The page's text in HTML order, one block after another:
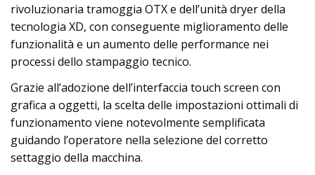
rivoluzionaria tramoggia OTX e dell’unità dryer della
tecnologia XD, con conseguente miglioramento delle
funzionalità e un aumento delle performance nei
processi dello stampaggio tecnico.
Grazie all’adozione dell’interfaccia touch screen con
grafica a oggetti, la scelta delle impostazioni ottimali di
funzionamento viene notevolmente semplificata
guidando l’operatore nella selezione del corretto
settaggio della macchina.